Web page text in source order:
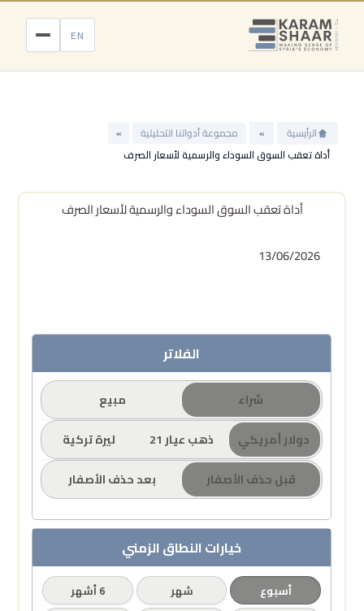
تخطي
المحتوى
EN
الرأيسية » مجموعة أدواتنا التحليلية
»
أداة تعقب السوق السوداء والرسمية لأسعار الصرف
أداة تعقب السوق السوداء والرسمية لأسعار الصرف
13/06/2026